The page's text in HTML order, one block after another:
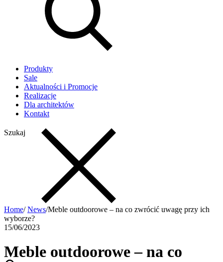
Produkty
Sale
Aktualności i Promocje
Realizacje
Dla architektów
Kontakt
Szukaj
Home/ News/Meble outdoorowe – na co zwrócić uwagę przy ich
wyborze?
15/06/2023
Meble outdoorowe – na co